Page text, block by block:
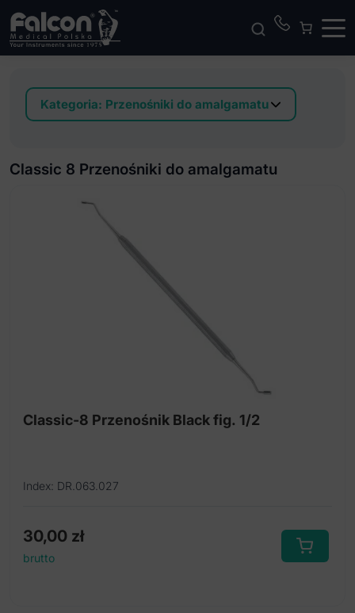
Kategoria: Przenośniki do amalgamatu
Classic Lite Przenośniki do amalgamatu pokryty
Classic Round Przenośniki do amalgamatu
Easy Color Przenośniki do amalgamatu pokryty
Serie Uno Przenośniki do amalgamatu
Soft Line Przenośniki do amalgamatu
Classic 8 Przenośniki do amalgamatu
Classic-8 Przenośnik Black fig. 1/2
Index: DR.063.027
30,00 zł
brutto